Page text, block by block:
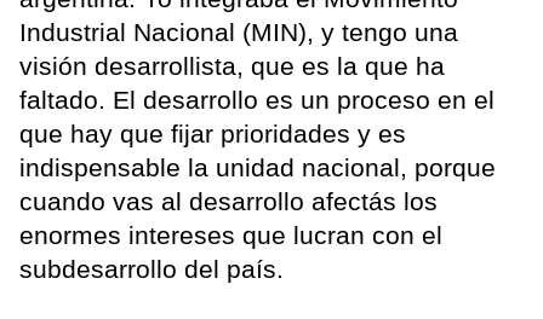
Industrial Nacional (MIN), y tengo una
visión desarrollista, que es la que ha
faltado. El desarrollo es un proceso en el
que hay que fijar prioridades y es
indispensable la unidad nacional, porque
cuando vas al desarrollo afectás los
enormes intereses que lucran con el
subdesarrollo del país.